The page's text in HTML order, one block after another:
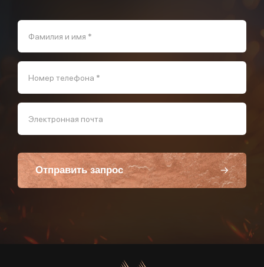
Фамилия и имя *
Номер телефона *
Электронная почта
Отправить запрос
Пользуясь данной формой вы соглашаетесь с политикой компании